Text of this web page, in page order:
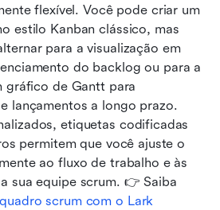
flexível. Você pode criar um
estilo Kanban clássico, mas
para a visualização em
do backlog ou para a
gráfico de Gantt para
lançamentos a longo prazo.
etiquetas codificadas
permitem que você ajuste o
ao fluxo de trabalho e às
scrum com o Lark